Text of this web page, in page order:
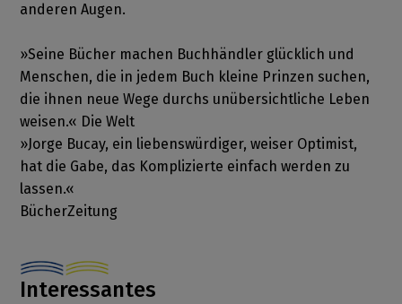
anderen Augen.
»Seine Bücher machen Buchhändler glücklich und
Menschen, die in jedem Buch kleine Prinzen suchen,
die ihnen neue Wege durchs unübersichtliche Leben
weisen.« Die Welt
»Jorge Bucay, ein liebenswürdiger, weiser Optimist,
hat die Gabe, das Komplizierte einfach werden zu
lassen.«
BücherZeitung
Interessantes